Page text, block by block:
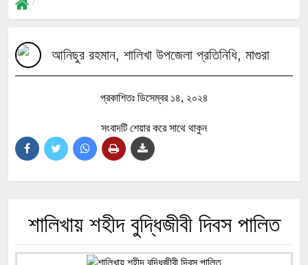
আনিছুর রহমান, শালিখা উপজেলা প্রতিনিধি, মাগুরা
প্রকাশিতঃ ডিসেম্বর ১৪, ২০২৪
সংবাদটি শেয়ার করে সাথে থাকুন
শালিখায় শহীদ বুদ্ধিজীবী দিবস পালিত